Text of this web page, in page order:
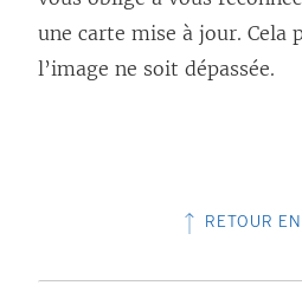
u
v
s
une carte mise à jour. Cela
l’image ne soit dépassée.
RETOUR